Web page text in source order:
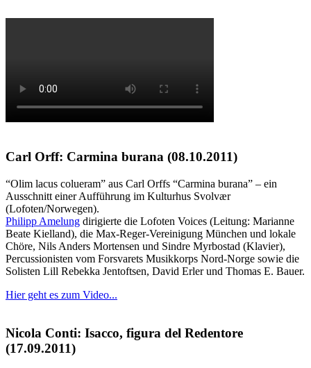
Carl Orff: Carmina burana (08.10.2011)
“Olim lacus colueram” aus Carl Orffs “Carmina burana” – ein
Ausschnitt einer Aufführung im Kulturhus Svolvær
(Lofoten/Norwegen).
Philipp Amelung dirigierte die Lofoten Voices (Leitung: Marianne
Beate Kielland), die Max-Reger-Vereinigung München und lokale
Chöre, Nils Anders Mortensen und Sindre Myrbostad (Klavier),
Percussionisten vom Forsvarets Musikkorps Nord-Norge sowie die
Solisten Lill Rebekka Jentoftsen, David Erler und Thomas E. Bauer.
Hier geht es zum Video...
Nicola Conti: Isacco, figura del Redentore
(17.09.2011)